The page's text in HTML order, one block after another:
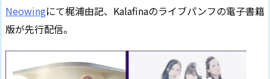
Neowingにて梶浦由記、Kalafinaのライブパンフの電子書籍
版が先行配信。